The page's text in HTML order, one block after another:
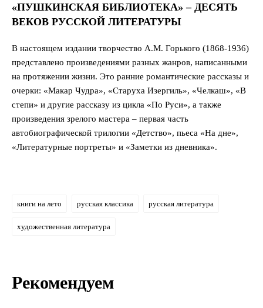
«ПУШКИНСКАЯ БИБЛИОТЕКА» – ДЕСЯТЬ
ВЕКОВ РУССКОЙ ЛИТЕРАТУРЫ
В настоящем издании творчество А.М. Горького (1868-1936)
представлено произведениями разных жанров, написанными
на протяжении жизни. Это ранние романтические рассказы и
очерки: «Макар Чудра», «Старуха Изергиль», «Челкаш», «В
степи» и другие рассказу из цикла «По Руси», а также
произведения зрелого мастера – первая часть
автобиографической трилогии «Детство», пьеса «На дне»,
«Литературные портреты» и «Заметки из дневника».
книги на лето русская классика русская литература
художественная литература
Рекомендуем